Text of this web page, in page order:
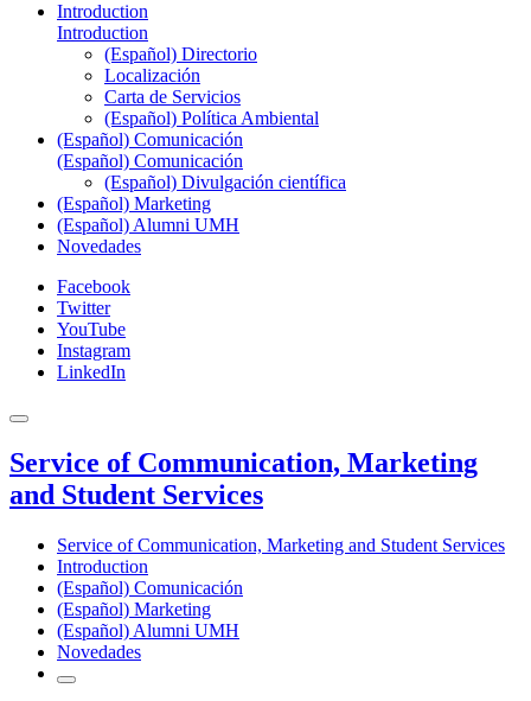
Introduction
Introduction
(Español) Directorio
Localización
Carta de Servicios
(Español) Política Ambiental
(Español) Comunicación
(Español) Comunicación
(Español) Divulgación científica
(Español) Marketing
(Español) Alumni UMH
Novedades
Facebook
Twitter
YouTube
Instagram
LinkedIn
Service of Communication, Marketing
and Student Services
Service of Communication, Marketing and Student Services
Introduction
(Español) Comunicación
(Español) Marketing
(Español) Alumni UMH
Novedades